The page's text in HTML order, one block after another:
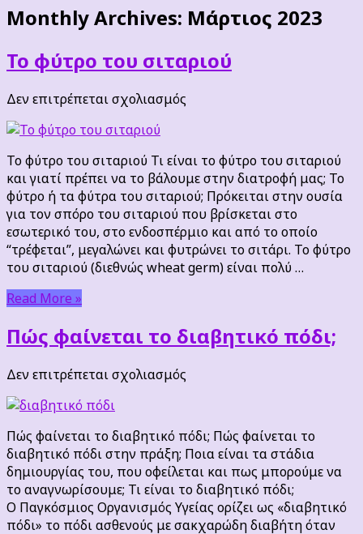
Monthly Archives: Μάρτιος 2023
Το φύτρο του σιταριού
Δεν επιτρέπεται σχολιασμός
σιταριού
Το φύτρο του σιταριού Τι είναι το φύτρο του σιταριού
και γιατί πρέπει να το βάλουμε στην διατροφή μας; Το
φύτρο ή τα φύτρα του σιταριού; Πρόκειται στην ουσία
για τον σπόρο του σιταριού που βρίσκεται στο
εσωτερικό του, στο ενδοσπέρμιο και από το οποίο
“τρέφεται”, μεγαλώνει και φυτρώνει το σιτάρι. Το φύτρο
του σιταριού (διεθνώς wheat germ) είναι πολύ …
Read More »
Πώς φαίνεται το διαβητικό πόδι;
Δεν επιτρέπεται σχολιασμός
το
διαβητικό
πόδι;
Πώς φαίνεται το διαβητικό πόδι; Πώς φαίνεται το
διαβητικό πόδι στην πράξη; Ποια είναι τα στάδια
δημιουργίας του, που οφείλεται και πως μπορούμε να
το αναγνωρίσουμε; Τι είναι το διαβητικό πόδι;
Ο Παγκόσμιος Οργανισμός Υγείας ορίζει ως «διαβητικό
πόδι» το πόδι ασθενούς με σακχαρώδη διαβήτη όταν